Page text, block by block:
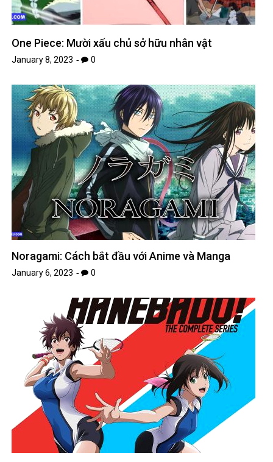
One Piece: Mười xấu chủ sở hữu nhân vật
January 8, 2023 0
Noragami: Cách bắt đầu với Anime và Manga
January 6, 2023 0